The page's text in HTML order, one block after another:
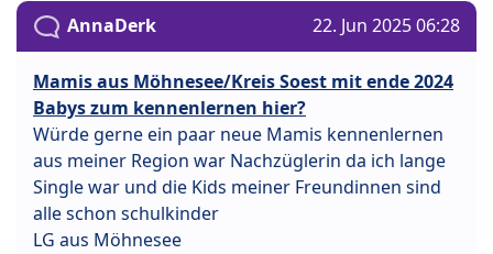
AnnaDerk 22. Jun 2025 06:28
Mamis aus Möhnesee/Kreis Soest mit ende 2024
Babys zum kennenlernen hier?
Würde gerne ein paar neue Mamis kennenlernen
aus meiner Region war Nachzüglerin da ich lange
Single war und die Kids meiner Freundinnen sind
alle schon schulkinder
LG aus Möhnesee